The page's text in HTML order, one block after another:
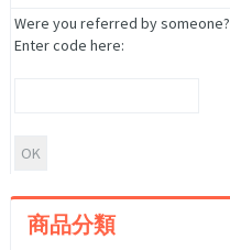
Were you referred by someone?
Enter code here:
商品分類